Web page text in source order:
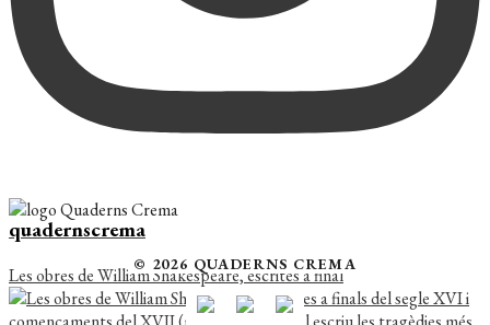
quadernscrema
Les obres de William Shakespeare, escrites a final
© 2026 QUADERNS CREMA